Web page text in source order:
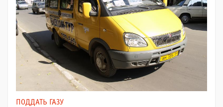
ПОДДАТЬ ГАЗУ